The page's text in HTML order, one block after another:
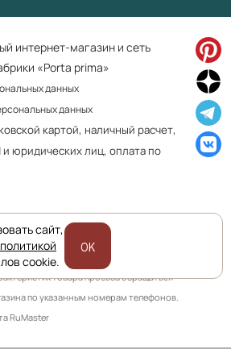
интернет-магазин и сеть
«Porta prima»
данных
данных
картой, наличный расчет,
и юридических лиц, оплата по
не является публичной офертой
характер.
товара просьба обращаться
по указанным номерам телефонов.
RuMaster
сайт,
cookie.
OK